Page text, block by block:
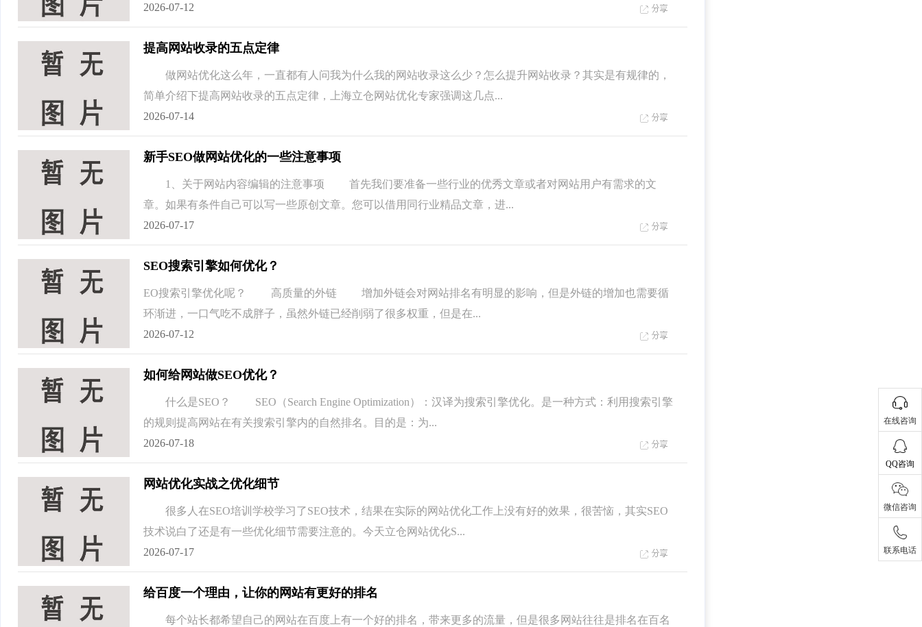
2026-07-12
提高网站收录的五点定律
做网站优化这么年，一直都有人问我为什么我的网站收录这么少？怎么提升网站收录？其实是有规律的，
简单介绍下提高网站收录的五点定律，上海立仓网站优化专家强调这几点...
2026-07-14
新手SEO做网站优化的一些注意事项
1、关于网站内容编辑的注意事项 首先我们要准备一些行业的优秀文章或者对网站用户有需求的文
章。如果有条件自己可以写一些原创文章。您可以借用同行业精品文章，进...
2026-07-17
SEO搜索引擎如何优化？
EO搜索引擎优化呢？ 高质量的外链 增加外链会对网站排名有明显的影响，但是外链的增加也需要循
环渐进，一口气吃不成胖子，虽然外链已经削弱了很多权重，但是在...
2026-07-12
如何给网站做SEO优化？
什么是SEO？ SEO（Search Engine Optimization）：汉译为搜索引擎优化。是一种方式：利用搜索引擎
的规则提高网站在有关搜索引擎内的自然排名。目的是：为...
2026-07-18
网站优化实战之优化细节
很多人在SEO培训学校学习了SEO技术，结果在实际的网站优化工作上没有好的效果，很苦恼，其实SEO
技术说白了还是有一些优化细节需要注意的。今天立仓网站优化S...
2026-07-17
给百度一个理由，让你的网站有更好的排名
每个站长都希望自己的网站在百度上有一个好的排名，带来更多的流量，但是很多网站往往是排名在百名
在线咨询
QQ咨询
微信咨询
联系电话